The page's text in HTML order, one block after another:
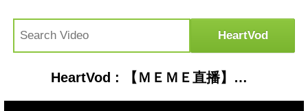
HeartVod : 【ＭＥＭＥ直播】造新星-寶寶主播(嗶嗶嗶)